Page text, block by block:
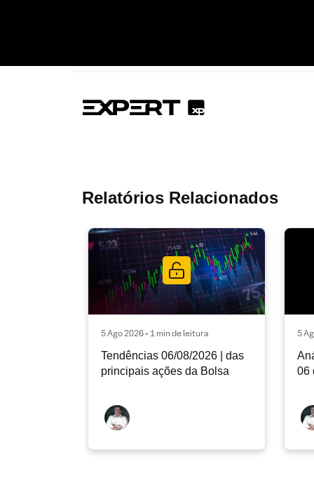
Relatórios Relacionados
5 Ago 2026 • 1 min de leitura
Tendências 06/08/2026 | das
principais ações da Bolsa
5
06